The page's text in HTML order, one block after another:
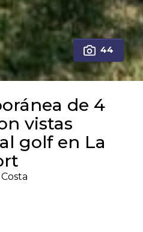
44
de 4
vistas
golf en La